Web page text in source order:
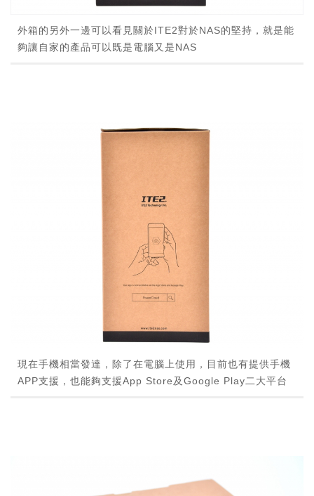
外箱的另外一邊可以看見關於ITE2對於NAS的堅持，就是能
夠讓自家的產品可以既是電腦又是NAS
現在手機相當發達，除了在電腦上使用，目前也有提供手機
APP支援，也能夠支援App Store及Google Play二大平台